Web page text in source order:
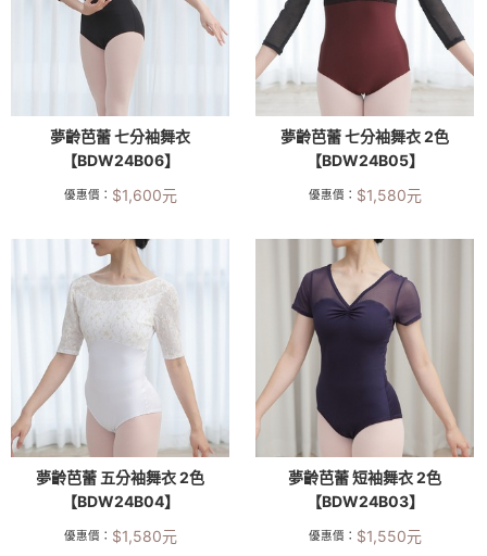
夢齡芭蕾 七分袖舞衣
【BDW24B06】
優惠價： $1,600元
夢齡芭蕾 七分袖舞衣 2色
【BDW24B05】
優惠價： $1,580元
夢齡芭蕾 五分袖舞衣 2色
【BDW24B04】
優惠價： $1,580元
夢齡芭蕾 短袖舞衣 2色
【BDW24B03】
優惠價： $1,550元